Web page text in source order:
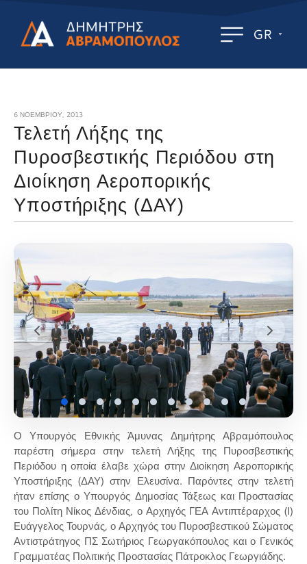
GR
6 ΝΟΕΜΒΡΊΟΥ, 2013
Τελετή Λήξης της
Πυροσβεστικής Περιόδου στη
Διοίκηση Αεροπορικής
Υποστήριξης (ΔΑΥ)
Ο Υπουργός Εθνικής Άμυνας Δημήτρης Αβραμόπουλος
παρέστη σήμερα στην τελετή Λήξης της Πυροσβεστικής
Περιόδου η οποία έλαβε χώρα στην Διοίκηση Αεροπορικής
Υποστήριξης (ΔΑΥ) στην Ελευσίνα. Παρόντες στην τελετή
ήταν επίσης ο Υπουργός Δημοσίας Τάξεως και Προστασίας
του Πολίτη Νίκος Δένδιας, ο Αρχηγός ΓΕΑ Αντιπτέραρχος (Ι)
Ευάγγελος Τουρνάς, ο Αρχηγός του Πυροσβεστικού Σώματος
Αντιστράτηγος ΠΣ Σωτήριος Γεωργακόπουλος και ο Γενικός
Γραμματέας Πολιτικής Προστασίας Πάτροκλος Γεωργιάδης.